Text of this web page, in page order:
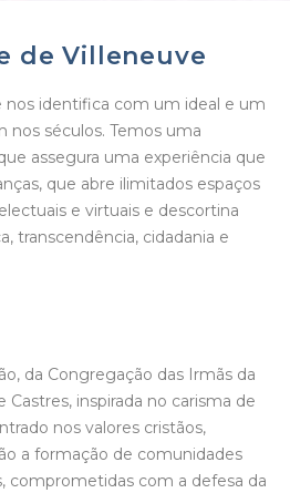
de Villeneuve
nos identifica com um ideal e um
nos séculos. Temos uma
assegura uma experiência que
que abre ilimitados espaços
e virtuais e descortina
transcendência, cidadania e
da Congregação das Irmãs da
Castres, inspirada no carisma de
nos valores cristãos,
a formação de comunidades
comprometidas com a defesa da